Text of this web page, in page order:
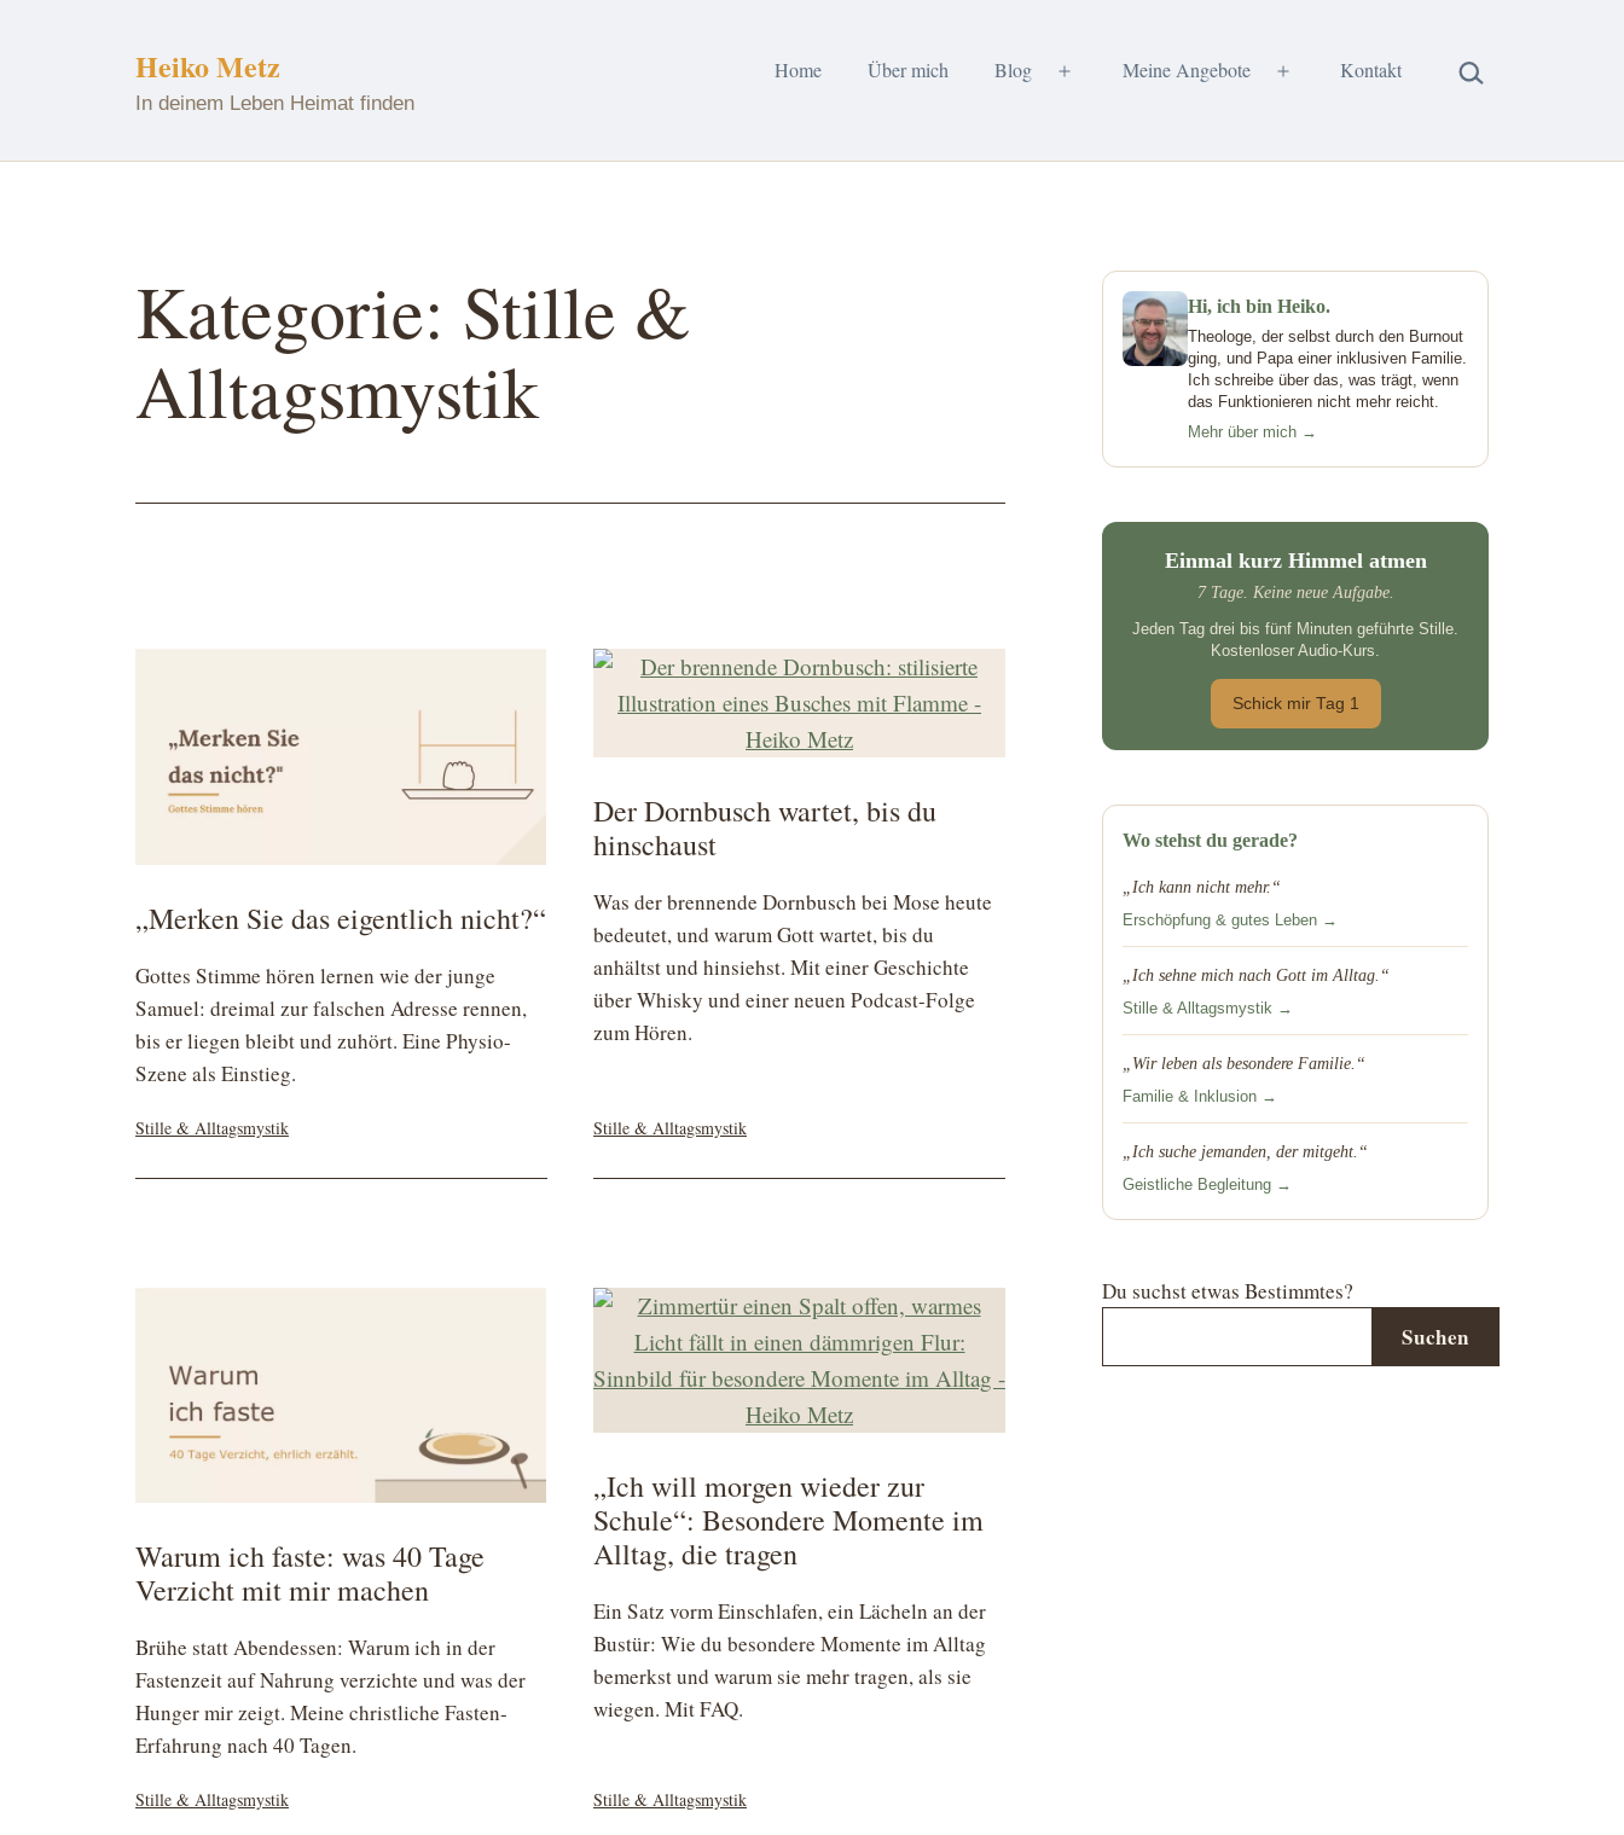
Heiko Metz
In deinem Leben Heimat finden
Home Über mich Blog
Menü
Meine Angebote
Menü
Kontakt Suchen …
Kategorie: Stille &
Alltagsmystik
„Merken Sie das eigentlich nicht?“
Gottes Stimme hören lernen wie der junge
Samuel: dreimal zur falschen Adresse rennen,
bis er liegen bleibt und zuhört. Eine Physio-
Szene als Einstieg.
Kategorisiert
Stille & Alltagsmystik
Der Dornbusch wartet, bis du
hinschaust
Was der brennende Dornbusch bei Mose heute
bedeutet, und warum Gott wartet, bis du
anhältst und hinsiehst. Mit einer Geschichte
über Whisky und einer neuen Podcast-Folge
zum Hören.
Kategorisiert
Stille & Alltagsmystik
Warum ich faste: was 40 Tage
Verzicht mit mir machen
Brühe statt Abendessen: Warum ich in der
Fastenzeit auf Nahrung verzichte und was der
Hunger mir zeigt. Meine christliche Fasten-
Erfahrung nach 40 Tagen.
Kategorisiert
Stille & Alltagsmystik
„Ich will morgen wieder zur
Schule“: Besondere Momente im
Alltag, die tragen
Ein Satz vorm Einschlafen, ein Lächeln an der
Bustür: Wie du besondere Momente im Alltag
bemerkst und warum sie mehr tragen, als sie
wiegen. Mit FAQ.
Kategorisiert
Stille & Alltagsmystik
Hi, ich bin Heiko.
Theologe, der selbst durch den Burnout
ging, und Papa einer inklusiven Familie.
Ich schreibe über das, was trägt, wenn
das Funktionieren nicht mehr reicht.
Mehr über mich →
Einmal kurz Himmel atmen
7 Tage. Keine neue Aufgabe.
Jeden Tag drei bis fünf Minuten geführte Stille.
Kostenloser Audio-Kurs.
Schick mir Tag 1
Wo stehst du gerade?
„Ich kann nicht mehr.“
Erschöpfung & gutes Leben →
„Ich sehne mich nach Gott im Alltag.“
Stille & Alltagsmystik →
„Wir leben als besondere Familie.“
Familie & Inklusion →
„Ich suche jemanden, der mitgeht.“
Geistliche Begleitung →
Du suchst etwas Bestimmtes?
Suchen